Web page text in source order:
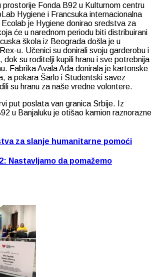
prostorije Fonda B92 u Kulturnom centru
Hygiene i Francsuka internacionalna
je Hygiene donirao sredstva za
će u narednom periodu biti distribuirani
škola iz Beograda došla je u
u. Učenici su donirali svoju garderobu i
dok su roditelji kupili hranu i sve potrebnija
Fabrika Avala Ada donirala je kartonske
a pekara Šarlo i Studentski savez
su hranu za naše vredne volontere.
put poslata van granica Srbije. Iz
u Banjaluku je otišao kamion raznorazne
za slanje humanitarne pomoći
Nastavljamo da pomažemo